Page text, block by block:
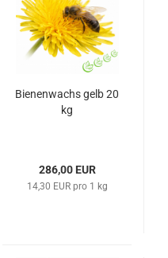
Bienenwachs gelb 20
kg
286,00 EUR
14,30 EUR pro 1 kg